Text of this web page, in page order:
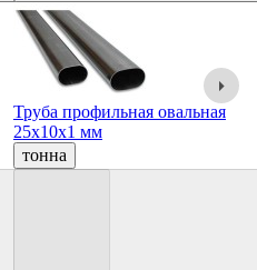
Труба профильная овальная
25х10х1 мм
тонна